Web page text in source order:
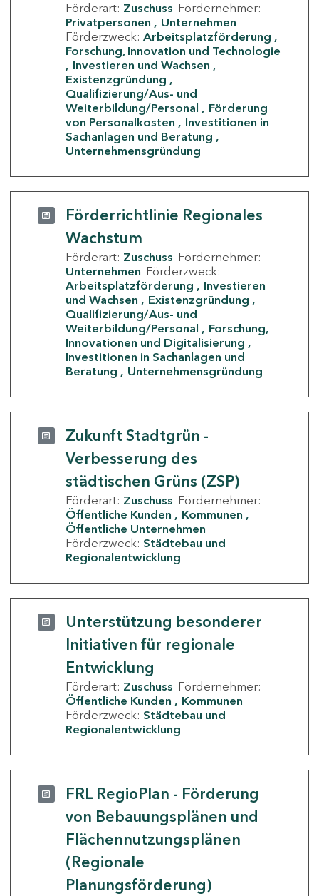
Förderart: Zuschuss Fördernehmer:
Privatpersonen
Unternehmen
Förderzweck: Arbeitsplatzförderung
Forschung, Innovation und Technologie
Investieren und Wachsen
Existenzgründung
Qualifizierung/Aus- und
Weiterbildung/Personal
Förderung
von Personalkosten
Investitionen in
Sachanlagen und Beratung
Unternehmensgründung
Förderrichtlinie Regionales
Wachstum
Förderart: Zuschuss Fördernehmer:
Unternehmen Förderzweck:
Arbeitsplatzförderung
Investieren
und Wachsen
Existenzgründung
Qualifizierung/Aus- und
Weiterbildung/Personal
Forschung,
Innovationen und Digitalisierung
Investitionen in Sachanlagen und
Beratung
Unternehmensgründung
Zukunft Stadtgrün -
Verbesserung des
städtischen Grüns (ZSP)
Förderart: Zuschuss Fördernehmer:
Öffentliche Kunden
Kommunen
Öffentliche Unternehmen
Förderzweck: Städtebau und
Regionalentwicklung
Unterstützung besonderer
Initiativen für regionale
Entwicklung
Förderart: Zuschuss Fördernehmer:
Öffentliche Kunden
Kommunen
Förderzweck: Städtebau und
Regionalentwicklung
FRL RegioPlan - Förderung
von Bebauungsplänen und
Flächennutzungsplänen
(Regionale
Planungsförderung)